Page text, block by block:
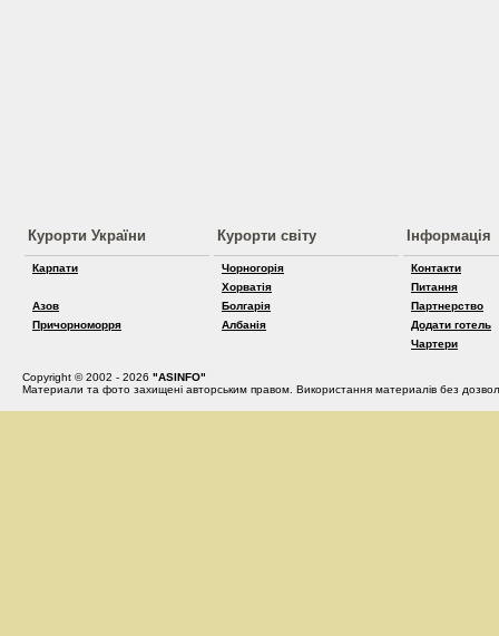
Курорти України
Карпати
Азов
Причорноморря
Курорти світу
Чорногорія
Хорватія
Болгарія
Албанія
Інформація
Контакти
Питання
Партнерство
Додати готель
Чартери
Copyright © 2002 - 2026 "ASINFO"
Материали та фото захищені авторським правом. Використання материалів без